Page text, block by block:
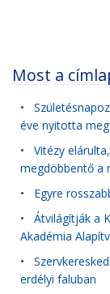
Most a
•
éve nyitotta
• Vitézy
megdöbbentő a
• Egyre
• Átvilágítják a
Akadémia
•
erdélyi faluban